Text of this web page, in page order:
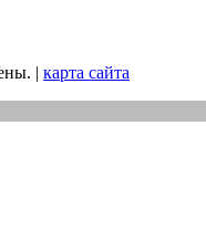
| карта сайта